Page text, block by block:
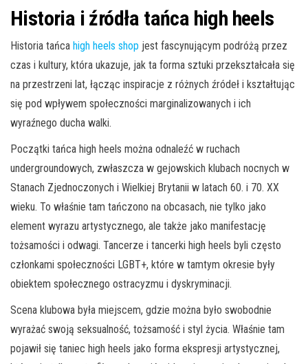
Historia i źródła tańca high heels
Historia tańca high heels shop jest fascynującym podróżą przez
czas i kultury, która ukazuje, jak ta forma sztuki przekształcała się
na przestrzeni lat, łącząc inspiracje z różnych źródeł i kształtując
się pod wpływem społeczności marginalizowanych i ich
wyraźnego ducha walki.
Początki tańca high heels można odnaleźć w ruchach
undergroundowych, zwłaszcza w gejowskich klubach nocnych w
Stanach Zjednoczonych i Wielkiej Brytanii w latach 60. i 70. XX
wieku. To właśnie tam tańczono na obcasach, nie tylko jako
element wyrazu artystycznego, ale także jako manifestację
tożsamości i odwagi. Tancerze i tancerki high heels byli często
członkami społeczności LGBT+, które w tamtym okresie były
obiektem społecznego ostracyzmu i dyskryminacji.
Scena klubowa była miejscem, gdzie można było swobodnie
wyrażać swoją seksualność, tożsamość i styl życia. Właśnie tam
pojawił się taniec high heels jako forma ekspresji artystycznej,